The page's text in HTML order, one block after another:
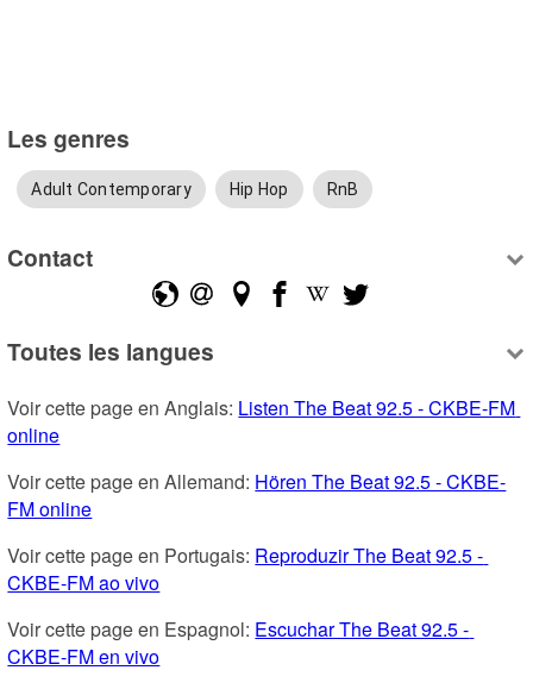
Les genres
Adult Contemporary Hip Hop RnB
Contact
Toutes les langues
Voir cette page en Anglais: Listen The Beat 92.5 - CKBE-FM
online
Voir cette page en Allemand: Hören The Beat 92.5 - CKBE-
FM online
Voir cette page en Portugais: Reproduzir The Beat 92.5 -
CKBE-FM ao vivo
Voir cette page en Espagnol: Escuchar The Beat 92.5 -
CKBE-FM en vivo